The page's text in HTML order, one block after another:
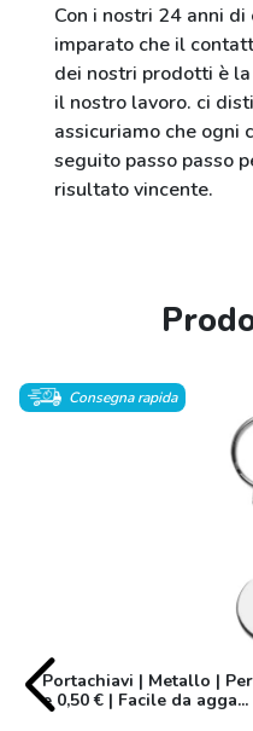
Con i nostri 24 anni
imparato che il
dei nostri prodotti è
il nostro lavoro. ci
assicuriamo che ogni
seguito passo passo
risultato vincente.
Consegna rapida
Consegna rapida
Portachiavi | Metallo |
e 0,50 € | Facile da agga...